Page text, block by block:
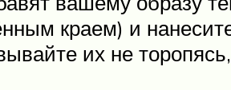
краем) и
их не